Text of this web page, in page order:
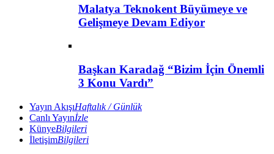
Malatya Teknokent Büyümeye ve
Gelişmeye Devam Ediyor
Başkan Karadağ “Bizim İçin Önemli
3 Konu Vardı”
Yayın AkışıHaftalık / Günlük
Canlı Yayınİzle
KünyeBilgileri
İletişimBilgileri